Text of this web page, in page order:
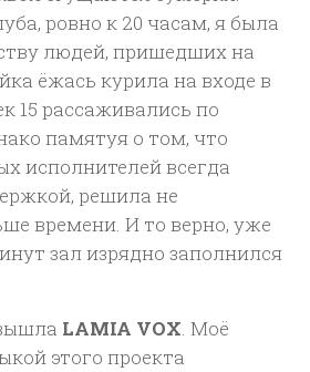
ровно к 20 часам, я была
людей, пришедших на
ёжась курила на входе в
15 рассаживались по
памятуя о том, что
исполнителей всегда
решила не
времени. И то верно, уже
зал изрядно заполнился
LAMIA VOX. Моё
этого проекта